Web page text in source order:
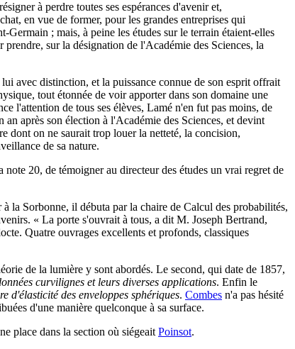
à perdre toutes ses espérances d'avenir et,
en vue de former, pour les grandes entreprises qui
; mais, à peine les études sur le terrain étaient-elles
sur la désignation de l'Académie des Sciences, la
avec distinction, et la puissance connue de son esprit offrait
tout étonnée de voir apporter dans son domaine une
l'attention de tous ses élèves, Lamé n'en fut pas moins, de
an après son élection à l'Académie des Sciences, et devint
dont on ne saurait trop louer la netteté, la concision,
de sa nature.
20, de témoigner au directeur des études un vrai regret de
la Sorbonne, il débuta par la chaire de Calcul des probabilités,
« La porte s'ouvrait à tous, a dit M. Joseph Bertrand,
Quatre ouvrages excellents et profonds, classiques
de la lumière y sont abordés. Le second, qui date de 1857,
curvilignes et leurs diverses applications. Enfin le
d'élasticité des enveloppes sphériques. Combes n'a pas hésité
d'une manière quelconque à sa surface.
place dans la section où siégeait Poinsot.